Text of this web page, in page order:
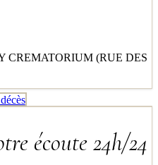
CREMATORIUM (RUE DES
écoute 24h/24